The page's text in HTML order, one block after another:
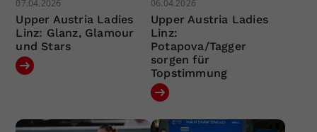
07.04.2026
Upper Austria Ladies
Linz: Glanz, Glamour
und Stars
06.04.2026
Upper Austria Ladies
Linz:
Potapova/Tagger
sorgen für
Topstimmung